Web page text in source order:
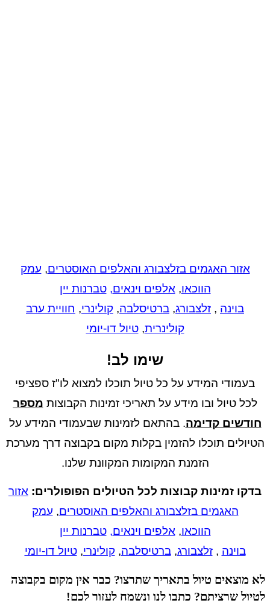
אזור האגמים בזלצבורג והאלפים האוסטרים,עמק
הווכאו,אלפים וינאים,טברנות יין
בוינה ,זלצבורג,ברטיסלבה,קולינרי,חוויית ערב
קולינרית,טיול דו-יומי
שימו לב!
בעמודי המידע על כל טיול תוכלו למצוא לו"ז ספציפי
לכל טיול ובו מידע על תאריכי זמינות הקבוצותמספר
קדימה. בהתאם לזמינות שבעמודי המידע על
תוכלו להזמין בקלות מקום בקבוצה דרך מערכת
הזמנתהמקומות המקוונת שלנו.
זמינות קבוצות לכל הטיולים הפופולרים: אזור
האגמים בזלצבורג והאלפים האוסטרים,עמק
הווכאו,אלפים וינאים,טברנות יין
בוינה ,זלצבורג,ברטיסלבה,קולינרי,טיול דו-יומי
מוצאים טיול בתאריך שתרצו? כבר אין מקום בקבוצה
שרציתם? כתבו לנו ונשמח לעזור לכם!